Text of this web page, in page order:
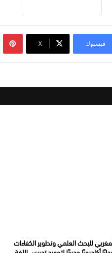
فيسبوك ‫X
للبحث العلمي وتطوير الكفاءات